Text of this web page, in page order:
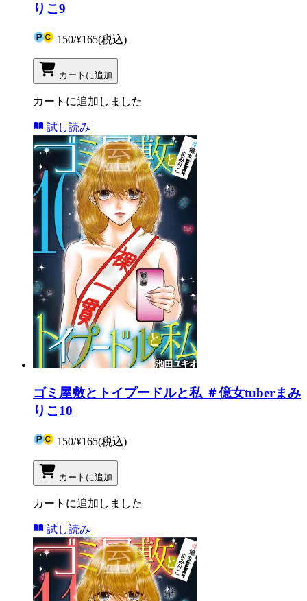
りこ9
150/¥165(税込)
カートに追加
カートに追加しました
試し読み
ゴミ屋敷とトイプードルと私 ＃億女tuberまみ
りこ10
150/¥165(税込)
カートに追加
カートに追加しました
試し読み